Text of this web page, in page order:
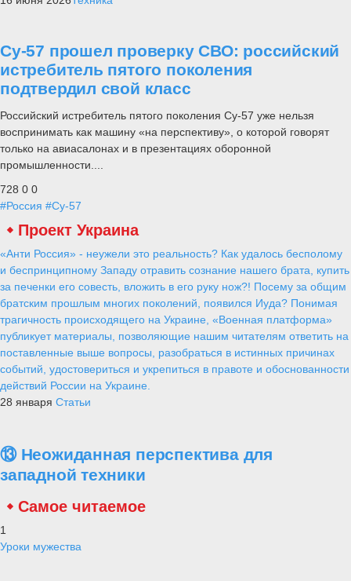
Су-57 прошел проверку СВО: российский
истребитель пятого поколения
подтвердил свой класс
Российский истребитель пятого поколения Су-57 уже нельзя
воспринимать как машину «на перспективу», о которой говорят
только на авиасалонах и в презентациях оборонной
промышленности....
728 0 0
#Россия #Су-57
Проект Украина
«Анти Россия» - неужели это реальность? Как удалось бесполому
и беспринципному Западу отравить сознание нашего брата, купить
за печенки его совесть, вложить в его руку нож?! Посему за общим
братским прошлым многих поколений, появился Иуда? Понимая
трагичность происходящего на Украине, «Военная платформа»
публикует материалы, позволяющие нашим читателям ответить на
поставленные выше вопросы, разобраться в истинных причинах
событий, удостовериться и укрепиться в правоте и обоснованности
действий России на Украине.
28 января Статьи
⑬ Неожиданная перспектива для
западной техники
Самое читаемое
1
Уроки мужества